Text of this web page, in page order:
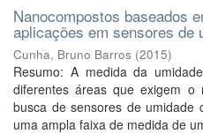
Nanocompostos baseados
aplicações em sensores de
Cunha, Bruno Barros (2015)
Resumo: A medida da
diferentes áreas que exigem o
busca de sensores de umidade
uma ampla faixa de medida de